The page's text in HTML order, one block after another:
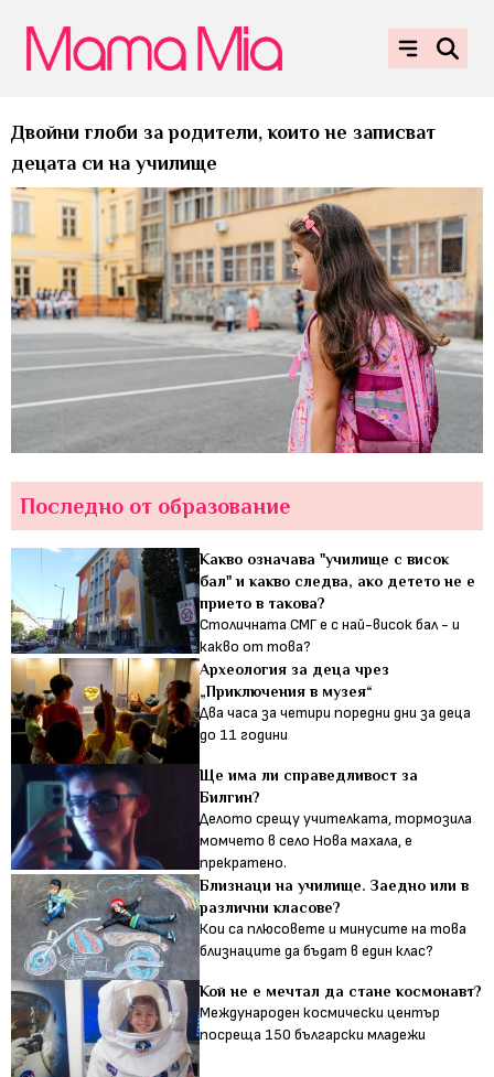
Двойни глоби за родители, които не записват
децата си на училище
Последно от образование
Какво означава "училище с висок
бал" и какво следва, ако детето не е
прието в такова?
Столичната СМГ е с най-висок бал - и
какво от това?
Археология за деца чрез
„Приключения в музея“
Два часа за четири поредни дни за деца
до 11 години
Ще има ли справедливост за
Билгин?
Делото срещу учителката, тормозила
момчето в село Нова махала, е
прекратено.
Близнаци на училище. Заедно или в
различни класове?
Кои са плюсовете и минусите на това
близнаците да бъдат в един клас?
Кой не е мечтал да стане космонавт?
Международен космически център
посреща 150 български младежи